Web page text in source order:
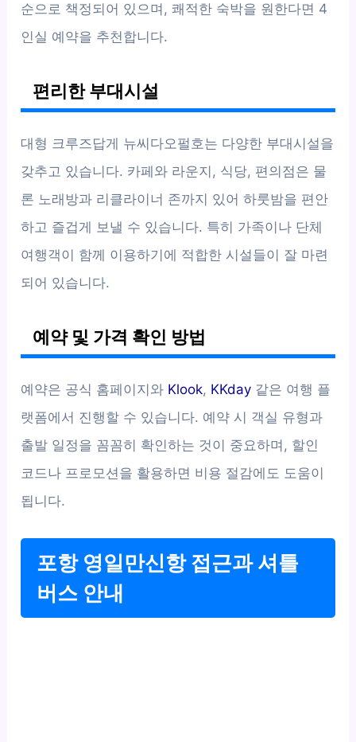
순으로 책정되어 있으며, 쾌적한 숙박을 원한다면 4
인실 예약을 추천합니다.
편리한 부대시설
대형 크루즈답게 뉴씨다오펄호는 다양한 부대시설을
갖추고 있습니다. 카페와 라운지, 식당, 편의점은 물
론 노래방과 리클라이너 존까지 있어 하룻밤을 편안
하고 즐겁게 보낼 수 있습니다. 특히 가족이나 단체
여행객이 함께 이용하기에 적합한 시설들이 잘 마련
되어 있습니다.
예약 및 가격 확인 방법
예약은 공식 홈페이지와 Klook, KKday 같은 여행 플
랫폼에서 진행할 수 있습니다. 예약 시 객실 유형과
출발 일정을 꼼꼼히 확인하는 것이 중요하며, 할인
코드나 프로모션을 활용하면 비용 절감에도 도움이
됩니다.
포항 영일만신항 접근과 셔틀
버스 안내